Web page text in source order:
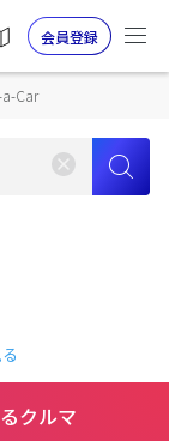
会員登録
Car
クルマ